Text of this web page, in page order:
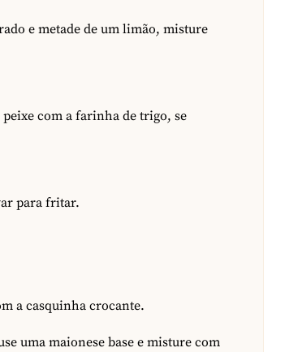
e metade de um limão, misture
com a farinha de trigo, se
para fritar.
a casquinha crocante.
uma maionese base e misture com